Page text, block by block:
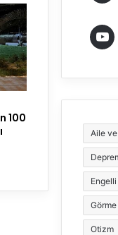
100
Aile
Engelli
Otizm